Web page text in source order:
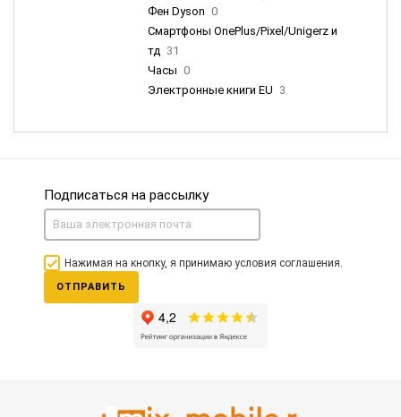
Фен Dyson 0
Смартфоны OnePlus/Pixel/Unigerz и
тд 31
Часы 0
Электронные книги EU 3
Подписаться на рассылку
Нажимая на кнопку, я принимаю условия соглашения.
ОТПРАВИТЬ